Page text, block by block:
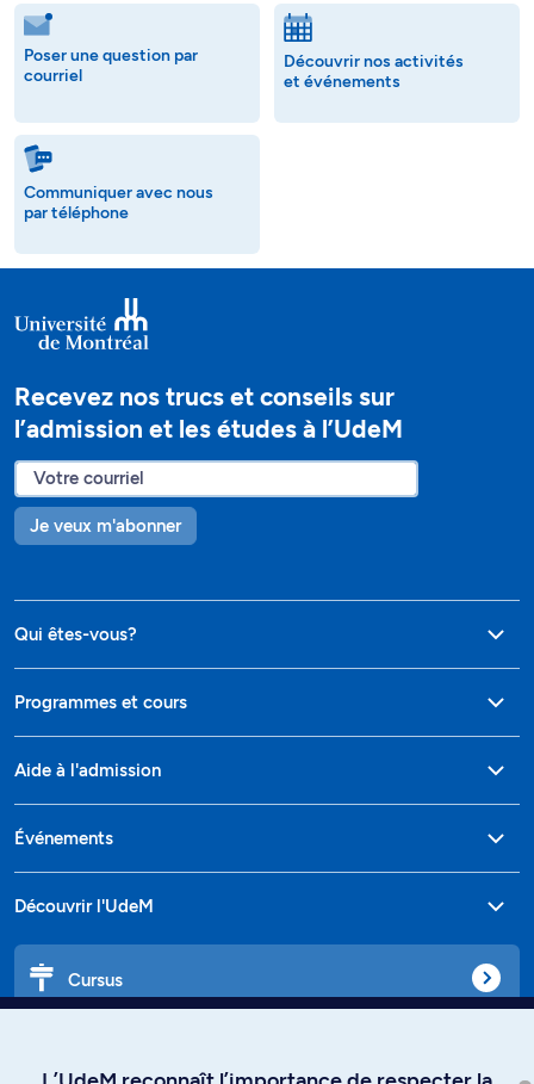
Poser une question par
courriel
Découvrir nos activités
et événements
Communiquer avec nous
par téléphone
Recevez nos trucs et conseils sur
l’admission et les études à l’UdeM
Je veux m'abonner
Qui êtes-vous?
Programmes et cours
Aide à l'admission
Événements
Découvrir l'UdeM
Cursus